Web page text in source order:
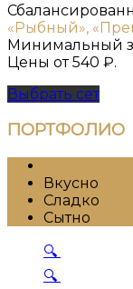
«Рыбный»,
Минимальный
Цены от 540 ₽.
Выбрать сет
ПОРТФОЛИО
Вкусно
Сладко
Сытно
🔍
🔍